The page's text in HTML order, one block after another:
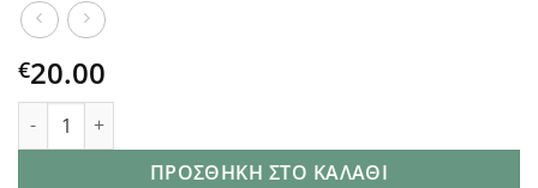
€20.00
Iridizon σετ βραχιολιών για μαμά και κόρη ποσότητα
ΠΡΟΣΘΉΚΗ ΣΤΟ ΚΑΛΆΘΙ